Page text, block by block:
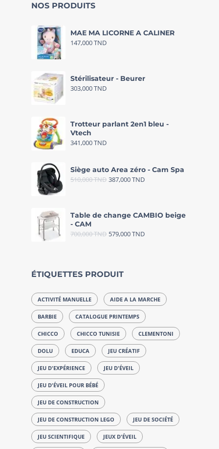
NOS PRODUITS
MAE MA LICORNE A CALINER
147,000TND
Stérilisateur - Beurer
303,000TND
Trotteur parlant 2en1 bleu -
Vtech
341,000TND
Siège auto Area zéro - Cam Spa
510,000TND 387,000TND
Table de change CAMBIO beige
- CAM
700,000TND 579,000TND
ÉTIQUETTES PRODUIT
ACTIVITÉ MANUELLE AIDE A LA MARCHE
BARBIE CATALOGUE PRINTEMPS
CHICCO CHICCO TUNISIE CLEMENTONI
DOLU EDUCA JEU CRÉATIF
JEU D'EXPÉRIENCE JEU D'ÉVEIL
JEU D'ÉVEIL POUR BÉBÉ
JEU DE CONSTRUCTION
JEU DE CONSTRUCTION LEGO JEU DE SOCIÉTÉ
JEU SCIENTIFIQUE JEUX D'ÉVEIL